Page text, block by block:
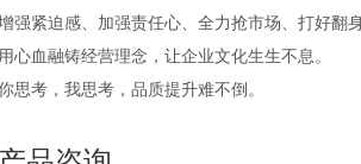
强紧迫感、加强责任心、全力抢市场、打好翻身
用心血融铸经营理念，让企业文化生生不息。
思考，我思考，品质提升难不倒。